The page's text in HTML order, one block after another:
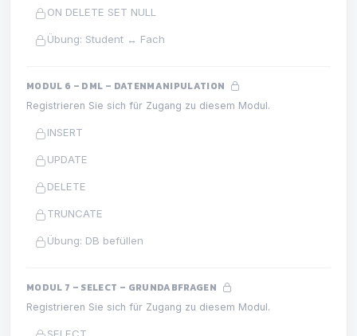
ON DELETE SET NULL
Übung: Student ↔ Fach
MODUL 6 – DML – DATENMANIPULATION
Registrieren Sie sich für Zugang zu diesem Modul.
INSERT
UPDATE
DELETE
TRUNCATE
Übung: DB befüllen
MODUL 7 – SELECT – GRUNDABFRAGEN
Registrieren Sie sich für Zugang zu diesem Modul.